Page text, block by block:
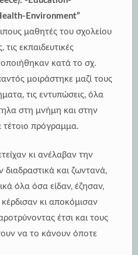
Environment”
μαθητές του σχολείου
τις εκπαιδευτικές
κατά το σχ.
μοιράστηκε μαζί τους
τις εντυπώσεις, όλα
στη μνήμη και στην
πρόγραμμα.
κι ανέλαβαν την
και ζωντανά,
όλα όσα είδαν, έζησαν,
κι αποκόμισαν
έτσι και τους
να το κάνουν όποτε